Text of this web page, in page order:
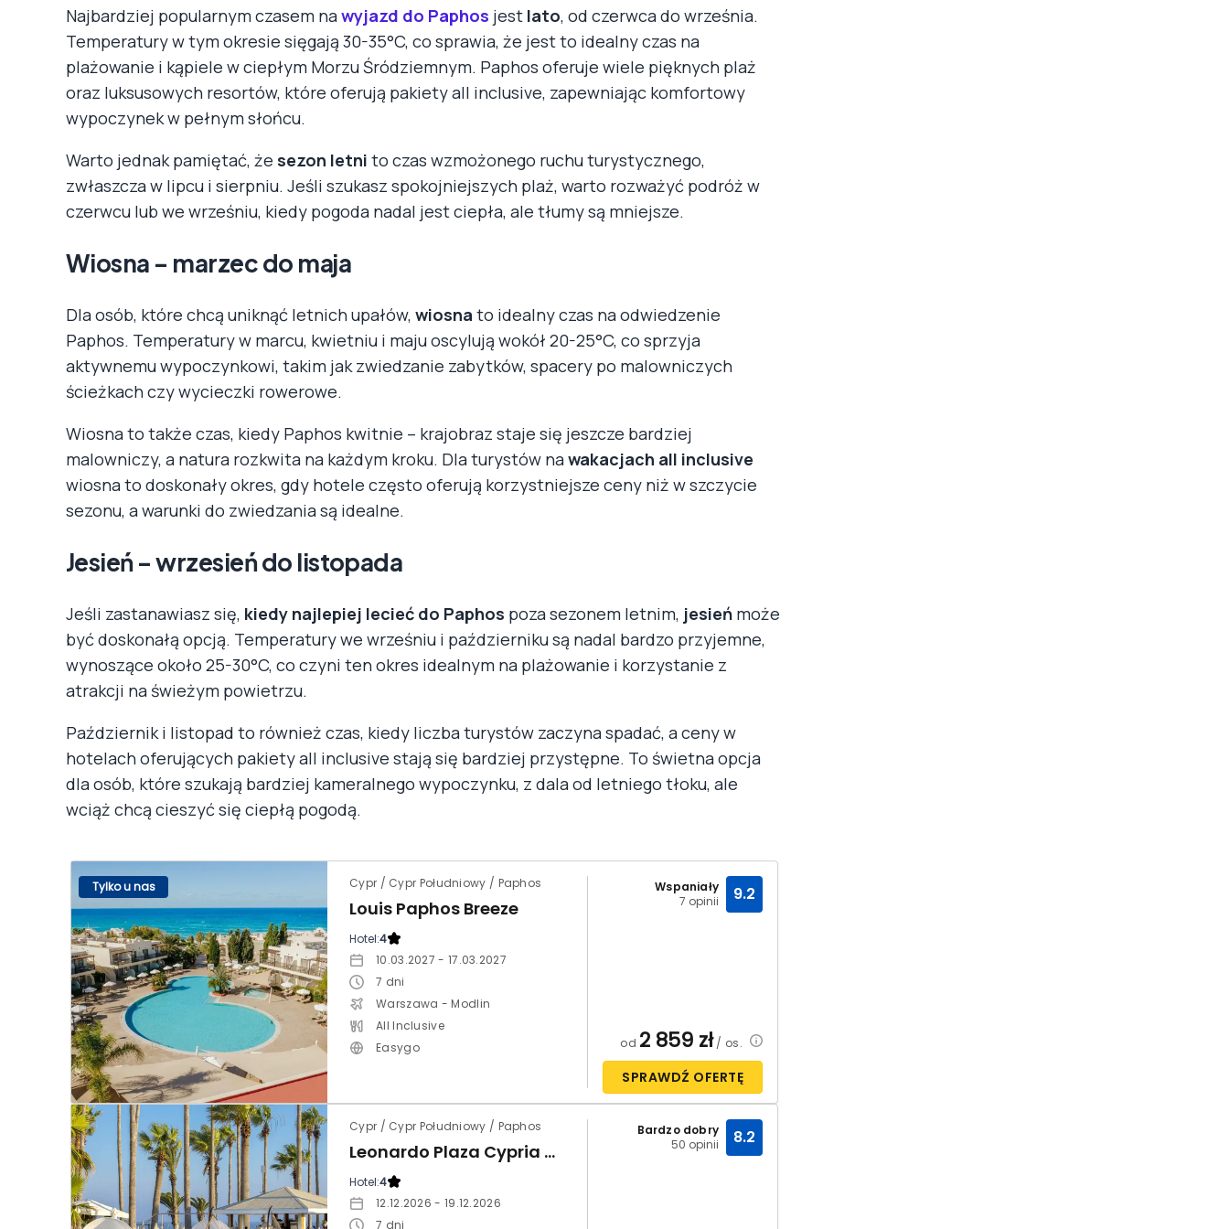
Najbardziej popularnym czasem nawyjazd do Paphos jest lato, od czerwca do września.
Temperatury w tym okresie sięgają 30-35°C, co sprawia, że jest to idealny czas na
plażowanie i kąpiele w ciepłym Morzu Śródziemnym. Paphos oferuje wiele pięknych plaż
oraz luksusowych resortów, które oferują pakiety all inclusive, zapewniając komfortowy
wypoczynek w pełnym słońcu.
Warto jednak pamiętać, że sezon letni to czas wzmożonego ruchu turystycznego,
zwłaszcza w lipcu i sierpniu. Jeśli szukasz spokojniejszych plaż, warto rozważyć podróż w
czerwcu lub we wrześniu, kiedy pogoda nadal jest ciepła, ale tłumy są mniejsze.
Wiosna – marzec do maja
Dla osób, które chcą uniknąć letnich upałów, wiosna to idealny czas na odwiedzenie
Paphos. Temperatury w marcu, kwietniu i maju oscylują wokół 20-25°C, co sprzyja
aktywnemu wypoczynkowi, takim jak zwiedzanie zabytków, spacery po malowniczych
ścieżkach czy wycieczki rowerowe.
Wiosna to także czas, kiedy Paphos kwitnie – krajobraz staje się jeszcze bardziej
malowniczy, a natura rozkwita na każdym kroku. Dla turystów nawakacjach all inclusive
wiosna to doskonały okres, gdy hotele często oferują korzystniejsze ceny niż w szczycie
sezonu, a warunki do zwiedzania są idealne.
Jesień – wrzesień do listopada
Jeśli zastanawiasz się, kiedy najlepiej lecieć do Paphos poza sezonem letnim, jesień może
być doskonałą opcją. Temperatury we wrześniu i październiku są nadal bardzo przyjemne,
wynoszące około 25-30°C, co czyni ten okres idealnym na plażowanie i korzystanie z
atrakcji na świeżym powietrzu.
Październik i listopad to również czas, kiedy liczba turystów zaczyna spadać, a ceny w
hotelach oferujących pakiety all inclusive stają się bardziej przystępne. To świetna opcja
dla osób, które szukają bardziej kameralnego wypoczynku, z dala od letniego tłoku, ale
wciąż chcą cieszyć się ciepłą pogodą.
Tylko u nas Cypr / Cypr Południowy / Paphos
Louis Paphos Breeze
Hotel:4
10.03.2027 - 17.03.2027
7 dni
Warszawa - Modlin
All Inclusive
Easygo
Wspaniały
7 opinii
9.2
od 2 859 zł/ os.
SPRAWDŹ OFERTĘ
Cypr / Cypr Południowy / Paphos
Leonardo Plaza Cypria Maris Beach & Spa
Hotel:4
12.12.2026 - 19.12.2026
7 dni
Bardzo dobry
50 opinii
8.2